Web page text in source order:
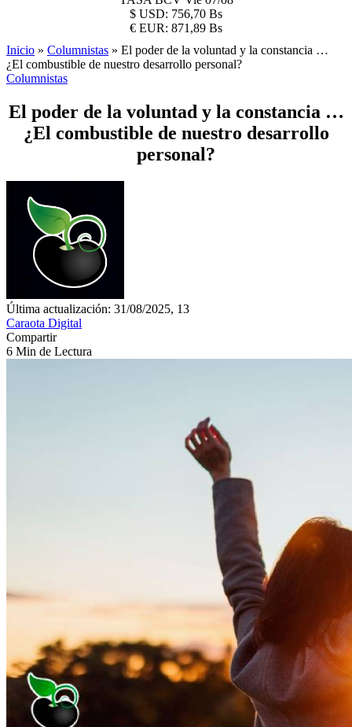
$ USD: 756,70 Bs
€ EUR: 871,89 Bs
Inicio » Columnistas » El poder de la voluntad y la constancia …
¿El combustible de nuestro desarrollo personal?
Columnistas
El poder de la voluntad y la constancia …
¿El combustible de nuestro desarrollo
personal?
Última actualización: 31/08/2025, 13
Caraota Digital
Compartir
6 Min de Lectura